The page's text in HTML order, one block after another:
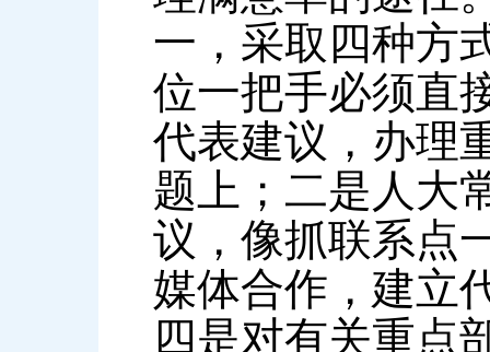
一，采取四种方
位一把手必须直
代表建议，办理
题上；二是人大
议，像抓联系点
媒体合作，建立
四是对有关重点